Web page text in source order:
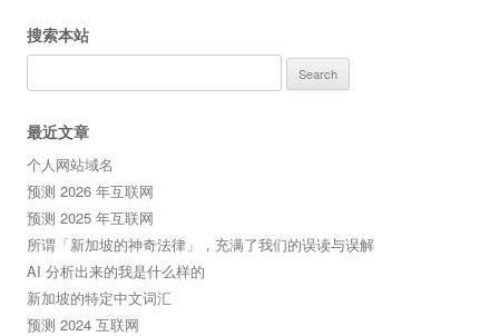
搜索本站
for:
最近文章
个人网站域名
预测 2026 年互联网
预测 2025 年互联网
所谓「新加坡的神奇法律」，充满了我们的误读与误解
AI 分析出来的我是什么样的
新加坡的特定中文词汇
预测 2024 互联网